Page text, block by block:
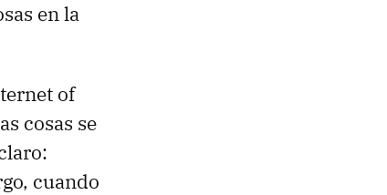
en la
of
cosas se
cuando